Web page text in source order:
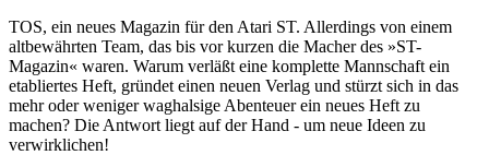
TOS, ein neues Magazin für den Atari ST. Allerdings von einem
altbewährten Team, das bis vor kurzen die Macher des »ST-
Magazin« waren. Warum verläßt eine komplette Mannschaft ein
etabliertes Heft, gründet einen neuen Verlag und stürzt sich in das
mehr oder weniger waghalsige Abenteuer ein neues Heft zu
machen? Die Antwort liegt auf der Hand - um neue Ideen zu
verwirklichen!